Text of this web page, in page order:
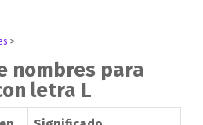
>
nombres para
letra L